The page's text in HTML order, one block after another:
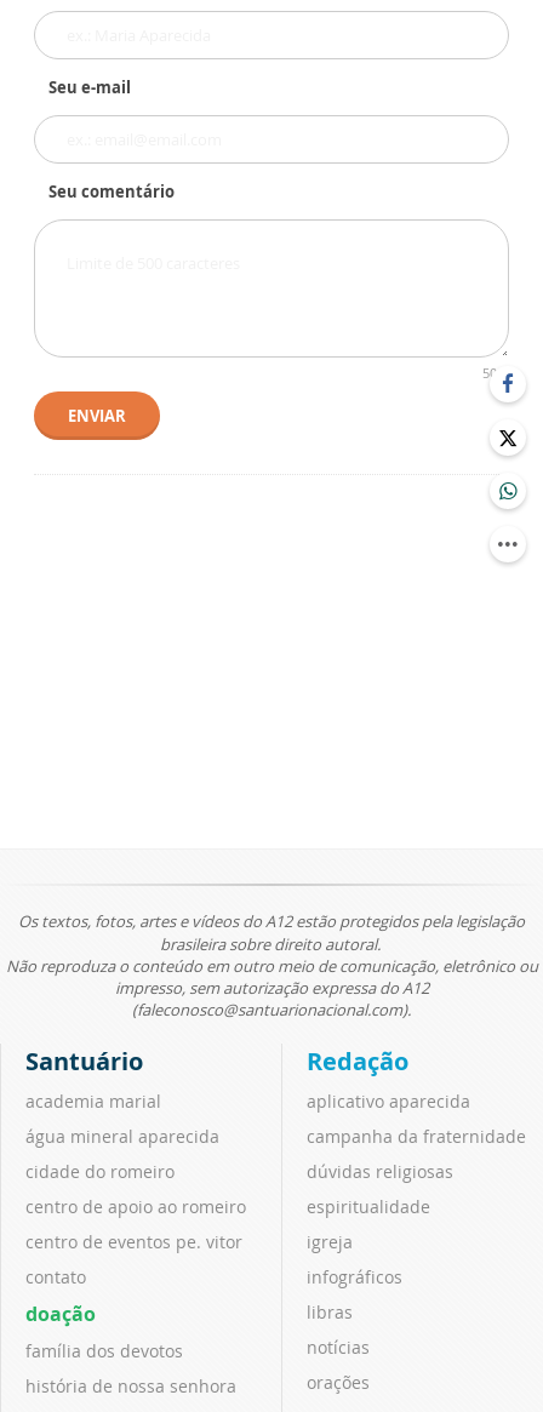
Seu e-mail
Seu comentário
500
ENVIAR
Os textos, fotos, artes e vídeos do A12 estão protegidos pela legislação
brasileira sobre direito autoral.
Não reproduza o conteúdo em outro meio de comunicação, eletrônico ou
impresso, sem autorização expressa do A12
(faleconosco@santuarionacional.com).
Santuário
academia marial
água mineral aparecida
cidade do romeiro
centro de apoio ao romeiro
centro de eventos pe. vitor
contato
doação
família dos devotos
história de nossa senhora
Redação
aplicativo aparecida
campanha da fraternidade
dúvidas religiosas
espiritualidade
igreja
infográficos
libras
notícias
orações